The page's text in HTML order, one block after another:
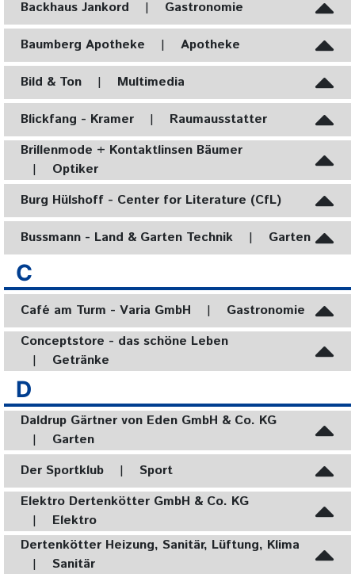
Backhaus Jankord | Gastronomie
Baumberg Apotheke | Apotheke
Bild & Ton | Multimedia
Blickfang - Kramer |
Raumausstatter
Brillenmode + Kontaktlinsen Bäumer
|
Optiker
Burg Hülshoff - Center for Literature (CfL)
Bussmann - Land & Garten Technik | Garten
C
Café am Turm - Varia GmbH |
Gastronomie
Conceptstore - das schöne Leben
|
Getränke
D
Daldrup Gärtner von Eden GmbH & Co. KG
|
Garten
Der Sportklub
|
Sport
Elektro Dertenkötter GmbH & Co. KG
|
Elektro
Dertenkötter Heizung, Sanitär, Lüftung, Klima
|
Sanitär